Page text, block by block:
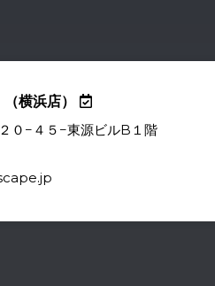
横浜店）
０−４５−東源ビルB１階